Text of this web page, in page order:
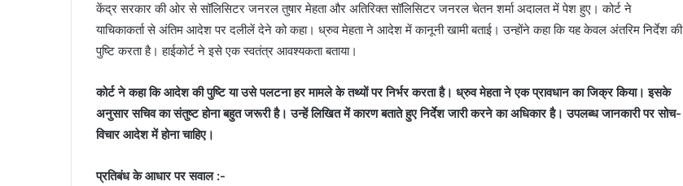
केंद्र सरकार की ओर से सॉलिसिटर जनरल तुषार मेहता और अतिरिक्त सॉलिसिटर जनरल चेतन शर्मा अदालत में पेश हुए। कोर्ट ने
याचिकाकर्ता से अंतिम आदेश पर दलीलें देने को कहा। ध्रुव मेहता ने आदेश में कानूनी खामी बताई। उन्होंने कहा कि यह केवल अंतरिम निर्देश की
पुष्टि करता है। हाईकोर्ट ने इसे एक स्वतंत्र आवश्यकता बताया।
कोर्ट ने कहा कि आदेश की पुष्टि या उसे पलटना हर मामले के तथ्यों पर निर्भर करता है। ध्रुव मेहता ने एक प्रावधान का जिक्र किया। इसके
अनुसार सचिव का संतुष्ट होना बहुत जरूरी है। उन्हें लिखित में कारण बताते हुए निर्देश जारी करने का अधिकार है। उपलब्ध जानकारी पर सोच-
विचार आदेश में होना चाहिए।
प्रतिबंध के आधार पर सवाल :-